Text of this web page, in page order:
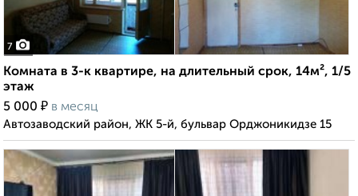
7
Комната в 3-к квартире, на длительный срок, 14м², 1/5
этаж
5 000 ₽ в месяц
Автозаводский район, ЖК 5-й, бульвар Орджоникидзе 15